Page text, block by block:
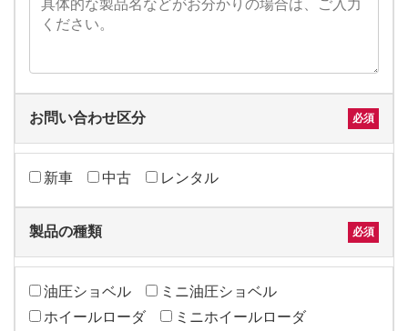
お問い合わせ区分
新車 中古 レンタル
製品の種類
油圧ショベル
ミニ油圧ショベル
ホイールローダ
ミニホイールローダ